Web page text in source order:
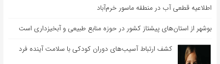
اطلاعیه قطعی آب در منطقه ماسور خرم‌آباد
بوشهر از استان‌های پیشتاز کشور در حوزه منابع طبیعی و آبخیزداری است
کشف ارتباط آسیب‌های دوران کودکی با سلامت آینده فرد